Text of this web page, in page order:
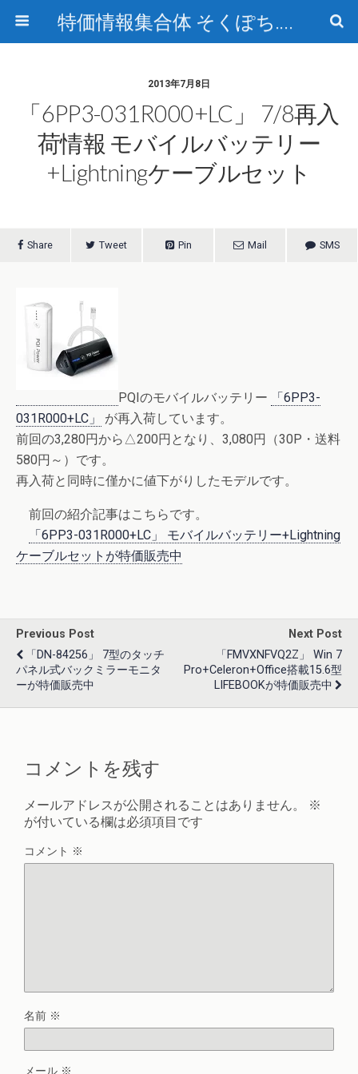
特価情報集合体 そくぽち.com
2013年7月8日
「6PP3-031R000+LC」 7/8再入
荷情報 モバイルバッテリー
+Lightningケーブルセット
Share Tweet Pin Mail SMS
PQIのモバイルバッテリー
「6PP3-
031R000+LC」
が再入荷しています。
前回の3,280円から△200円となり、3,080円（30P・送料
580円～）です。
再入荷と同時に僅かに値下がりしたモデルです。
前回の紹介記事はこちらです。
「6PP3-031R000+LC」 モバイルバッテリー+Lightning
ケーブルセットが特価販売中
Previous Post
「DN-84256」 7型のタッチ
パネル式バックミラーモニタ
ーが特価販売中
Next Post
「FMVXNFVQ2Z」 Win 7
Pro+Celeron+Office搭載15.6型
LIFEBOOKが特価販売中
コメントを残す
メールアドレスが公開されることはありません。
※
が付いている欄は必須項目です
コメント ※
名前 ※
メール ※